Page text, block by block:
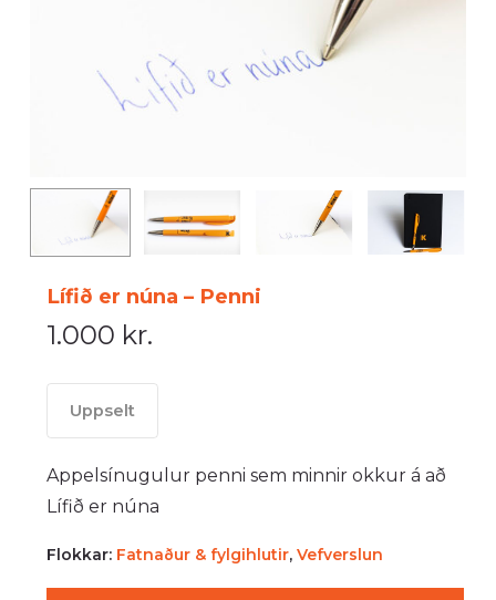
Lífið er núna – Penni
1.000 kr.
Uppselt
Appelsínugulur penni sem minnir okkur á að
Lífið er núna
Flokkar: Fatnaður & fylgihlutir, Vefverslun